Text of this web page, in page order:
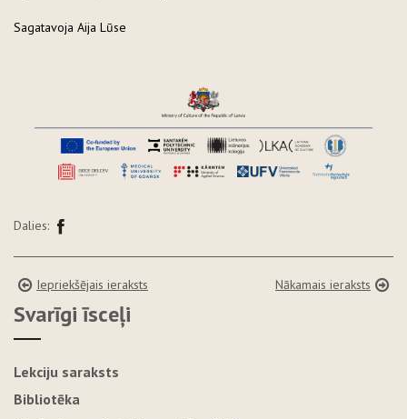
Sagatavoja Aija Lūse
Dalies:
Iepriekšējais ieraksts Nākamais ieraksts
Svarīgi īsceļi
Lekciju saraksts
Bibliotēka